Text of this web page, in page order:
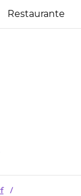
Restaurante
/